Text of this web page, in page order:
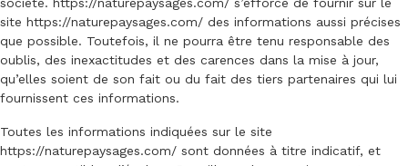
site https://naturepaysages.com/ des informations aussi précises
que possible. Toutefois, il ne pourra être tenu responsable des
oublis, des inexactitudes et des carences dans la mise à jour,
qu’elles soient de son fait ou du fait des tiers partenaires qui lui
fournissent ces informations.
Toutes les informations indiquées sur le site
https://naturepaysages.com/ sont données à titre indicatif, et